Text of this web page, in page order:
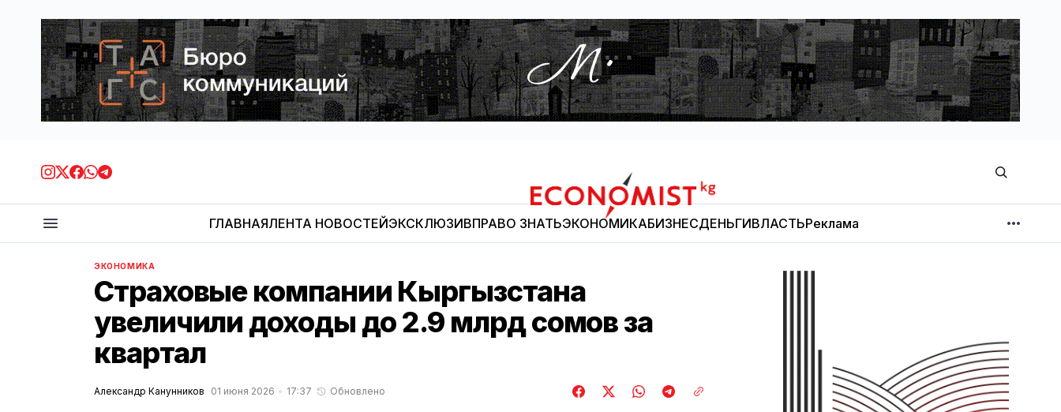
Economist.kg
ГЛАВНАЯЛЕНТА НОВОСТЕЙЭКСКЛЮЗИВПРАВО ЗНАТЬЭКОНОМИКАБИЗНЕСДЕНЬГИВЛАСТЬРеклама
МНЕНИЕ
ЭКОНОМИКА
Страховые компании Кыргызстана
увеличили доходы до 2.9 млрд сомов за
квартал
Александр Канунников 01 июня 2026 17:37 Обновлено